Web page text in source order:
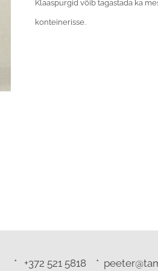
Klaaspurgid võib tagastada ka
konteinerisse.
* +372 521 5818 *